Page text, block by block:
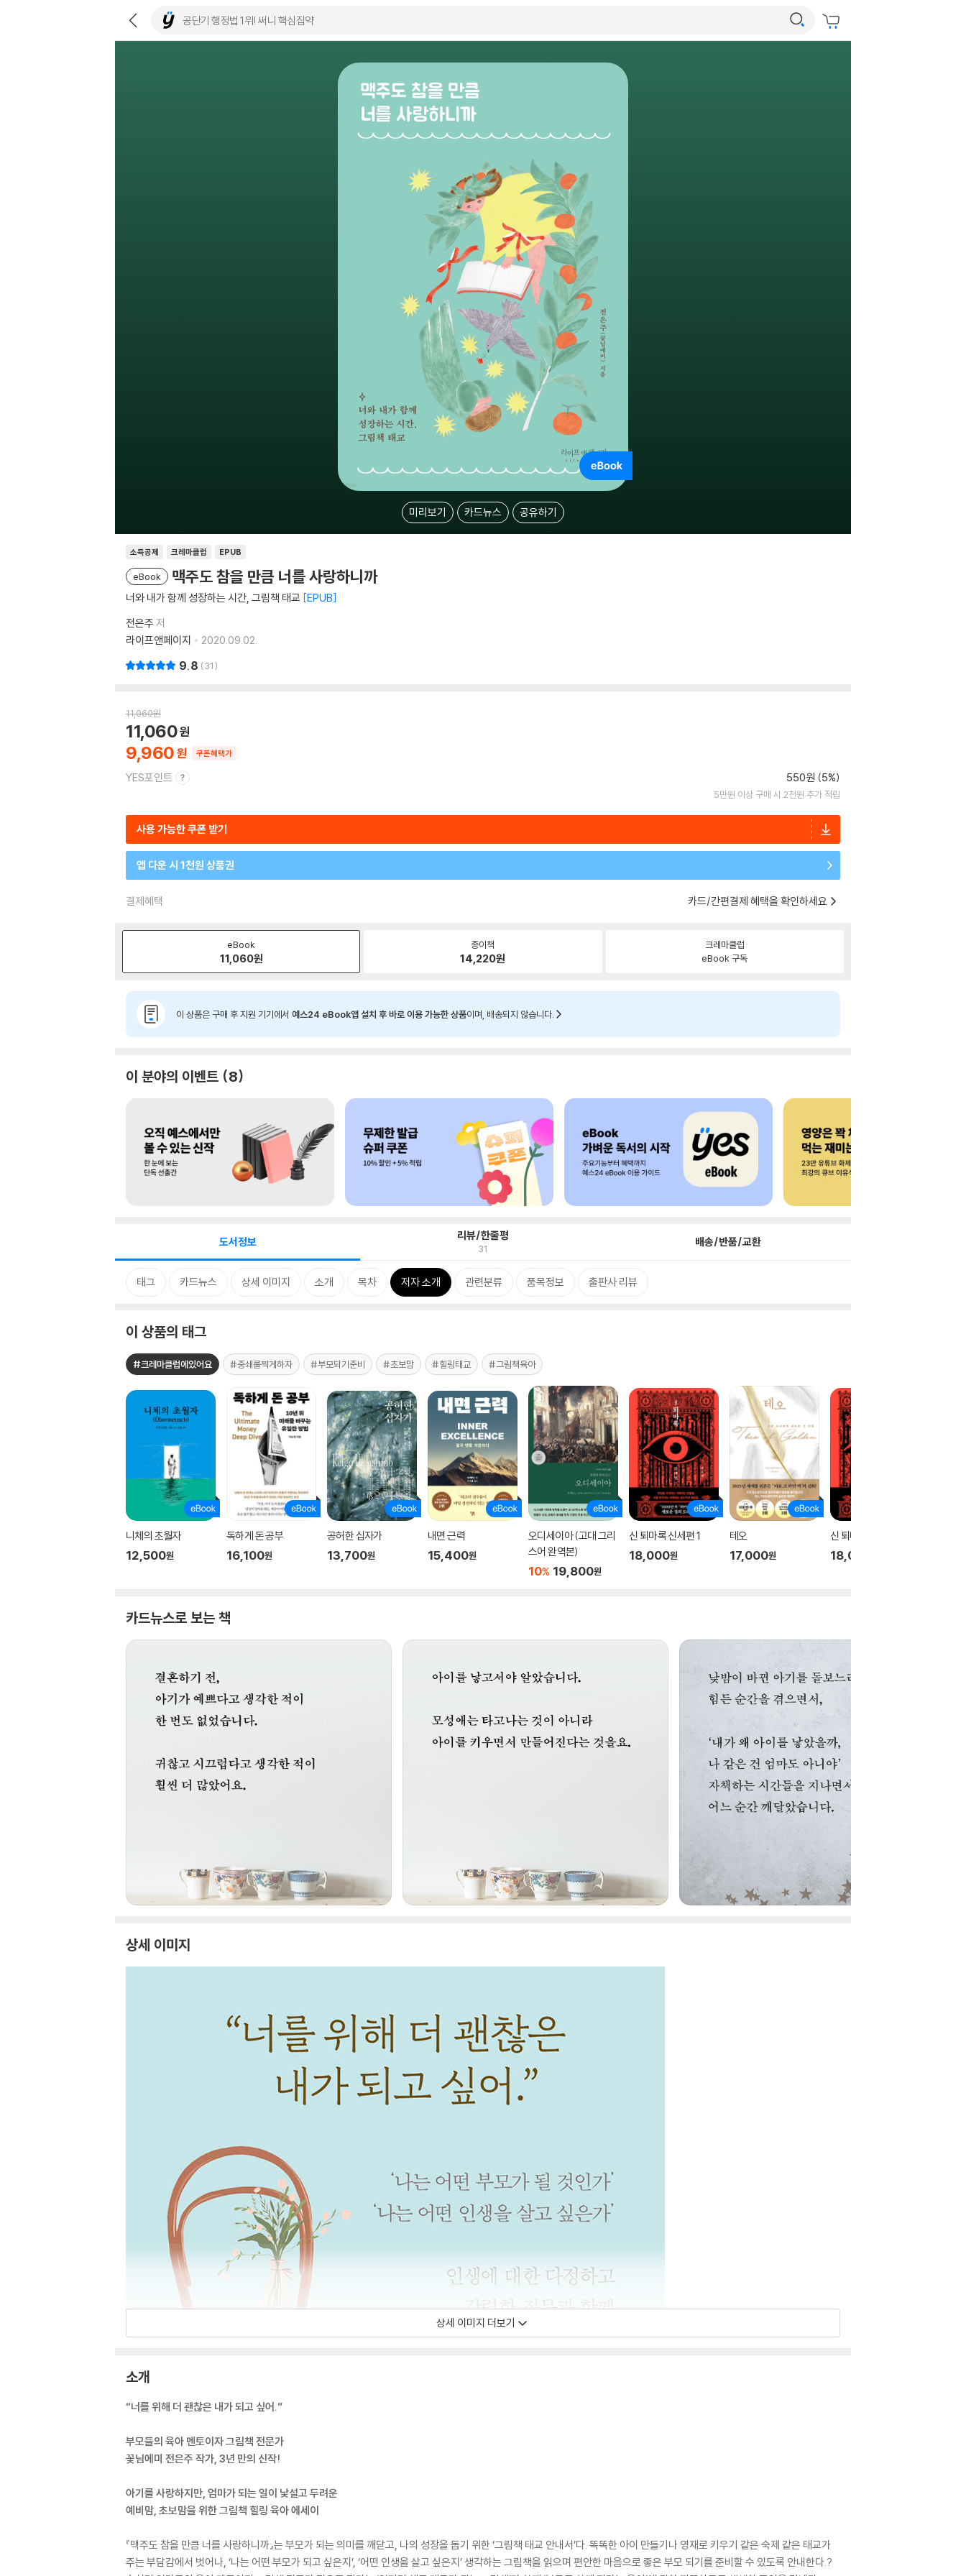
미리보기 카드뉴스 공유하기
소득공제 크레마클럽 EPUB
eBook 맥주도 참을 만큼 너를 사랑하니까
너와 내가 함께 성장하는 시간, 그림책 태교 EPUB
전은주 저
라이프앤페이지
2020.09.02.
9.8 31
11,060원
9,960
11,060
쿠폰혜택가
YES포인트 550원 (5%)
5만원 이상 구매 시 2천원 추가 적립
사용 가능한 쿠폰 받기
앱 다운 시 1천원 상품권
결제혜택 카드/간편결제 혜택을 확인하세요
eBook
11,060원
종이책
14,220원
크레마클럽
eBook 구독
이 상품은 구매 후 지원 기기에서 예스24 eBook앱 설치 후 바로 이용 가능한 상품이며, 배송되지 않습니다.
이 분야의 이벤트 8
도서정보 리뷰/한줄평
31 배송/반품/교환
태그 카드뉴스 상세 이미지 소개 목차 저자 소개 관련분류 품목정보 출판사 리뷰
이 상품의 태그
#크레마클럽에있어요 #중쇄를찍게하자 #부모되기준비 #초보맘 #힐링태교 #그림책육아
니체의 초월자
12,500원
독하게 돈 공부
16,100원
공허한 십자가
13,700원
내면 근력
15,400원
오디세이아 (고대 그리
스어 완역본)
10% 19,800원
신 퇴마록 신세편 1
18,000원
테오
17,000원
신 퇴마록 신세편 3
18,000
카드뉴스로 보는 책
상세 이미지
상세 이미지 더보기
소개
“너를 위해 더 괜찮은 내가 되고 싶어.”
부모들의 육아 멘토이자 그림책 전문가
꽃님에미 전은주 작가, 3년 만의 신작!
아기를 사랑하지만, 엄마가 되는 일이 낯설고 두려운
예비맘, 초보맘을 위한 그림책 힐링 육아 에세이
『맥주도 참을 만큼 너를 사랑하니까』는 부모가 되는 의미를 깨닫고, 나의 성장을 돕기 위한 ‘그림책 태교 안내서’다. 똑똑한 아이 만들기나 영재로 키우기 같은 숙제 같은 태교가
주는 부담감에서 벗어나, ‘나는 어떤 부모가 되고 싶은지’, ‘어떤 인생을 살고 싶은지’ 생각하는 그림책을 읽으며 편안한 마음으로 좋은 부모 되기를 준비할 수 있도록 안내한다.?